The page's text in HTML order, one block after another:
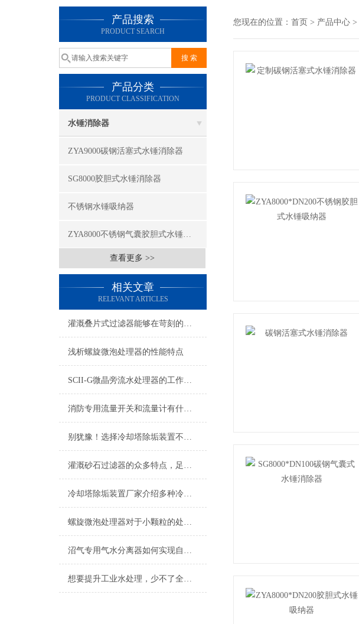
产品搜索
PRODUCT SEARCH
产品分类
PRODUCT CLASSIFICATION
水锤消除器
ZYA9000碳钢活塞式水锤消除器
SG8000胶胆式水锤消除器
不锈钢水锤吸纳器
ZYA8000不锈钢气囊胶胆式水锤消除器
查看更多 >>
相关文章
RELEVANT ARTICLES
灌溉叠片式过滤器能够在苛刻的使用条件下精确稳定地工作
浅析螺旋微泡处理器的性能特点
SCII-G微晶旁流水处理器的工作原理
消防专用流量开关和流量计有什么区别
别犹豫！选择冷却塔除垢装置不会错
灌溉砂石过滤器的众多特点，足矣让你相信它！
冷却塔除垢装置厂家介绍多种冷却塔清洗方式
螺旋微泡处理器对于小颗粒的处理也不在话下
沼气专用气水分离器如何实现自动化？
想要提升工业水处理，少不了全自动刷式过滤器的相助
您现在的位置： 首页 > 产品中心 >